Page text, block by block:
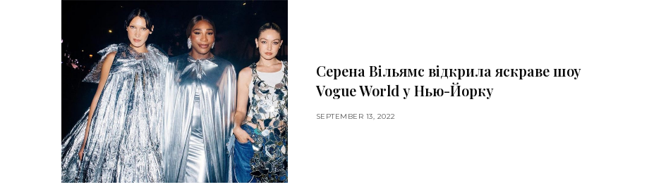
Серена Вільямс відкрила яскраве шоу
Vogue World у Нью-Йорку
SEPTEMBER 13, 2022